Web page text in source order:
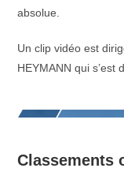
absolue.
Un clip vidéo est
HEYMANN qui s’est
Classements